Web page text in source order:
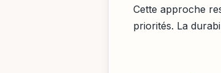
Cette approche
priorités. La